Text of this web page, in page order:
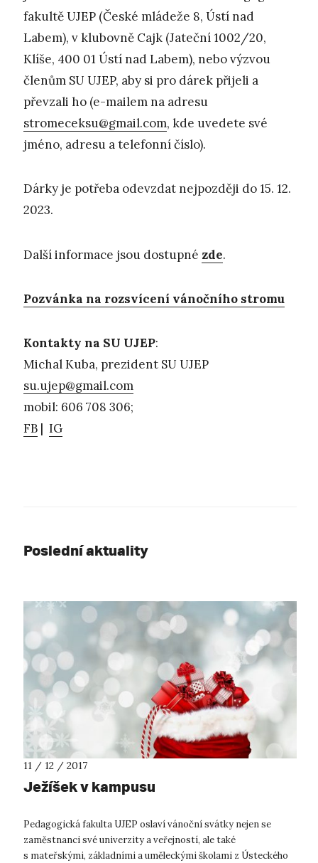
fakultě UJEP (České mládeže 8, Ústí nad
Labem), v klubovně Cajk (Jateční 1002/20,
Klíše, 400 01 Ústí nad Labem), nebo výzvou
členům SU UJEP, aby si pro dárek přijeli a
převzali ho (e-mailem na adresu
stromeceksu@gmail.com, kde uvedete své
jméno, adresu a telefonní číslo).
Dárky je potřeba odevzdat nejpozději do 15. 12.
2023.
Další informace jsou dostupné zde.
Pozvánka na rozsvícení vánočního stromu
Kontakty na SU UJEP:
Michal Kuba, prezident SU UJEP
su.ujep@gmail.com
mobil: 606 708 306;
FB | IG
Poslední aktuality
11 / 12 / 2017
Ježíšek v kampusu
Pedagogická fakulta UJEP oslaví vánoční svátky nejen se
zaměstnanci své univerzity a veřejností, ale také
s mateřskými, základními a uměleckými školami z Ústeckého